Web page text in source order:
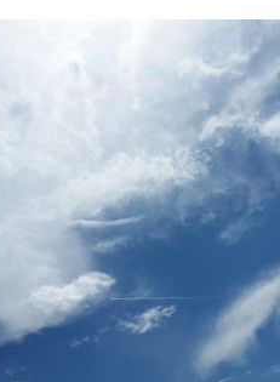
"Météo : Le mercure
Uccle : l’audience
après de